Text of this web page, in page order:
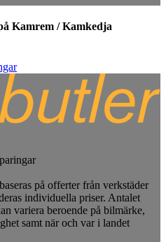
Kamrem / Kamkedja
på offerter från verkstäder
individuella priser. Antalet
variera beroende på bilmärke,
samt när och var i landet